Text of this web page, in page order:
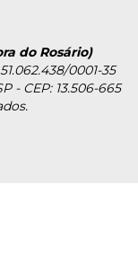
do Rosário)
0001-35
- CEP: 13.506-665